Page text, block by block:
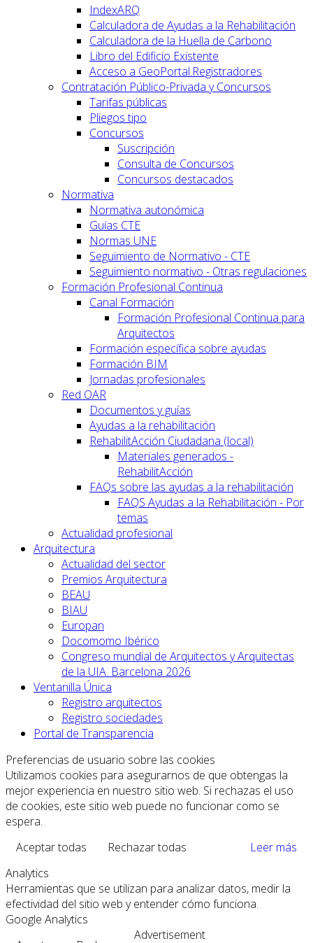
IndexARQ
Calculadora de Ayudas a la Rehabilitación
Calculadora de la Huella de Carbono
Libro del Edificio Existente
Acceso a GeoPortal.Registradores
Contratación Público-Privada y Concursos
Tarifas públicas
Pliegos tipo
Concursos
Suscripción
Consulta de Concursos
Concursos destacados
Normativa
Normativa autonómica
Guías CTE
Normas UNE
Seguimiento de Normativo - CTE
Seguimiento normativo - Otras regulaciones
Formación Profesional Continua
Canal Formación
Formación Profesional Continua para
Arquitectos
Formación específica sobre ayudas
Formación BIM
Jornadas profesionales
Red OAR
Documentos y guías
Ayudas a la rehabilitación
RehabilitAcción Ciudadana (local)
Materiales generados -
RehabilitAcción
FAQs sobre las ayudas a la rehabilitación
FAQS Ayudas a la Rehabilitación - Por
temas
Actualidad profesional
Arquitectura
Actualidad del sector
Premios Arquitectura
BEAU
BIAU
Europan
Docomomo Ibérico
Congreso mundial de Arquitectos y Arquitectas
de la UIA. Barcelona 2026
Ventanilla Única
Registro arquitectos
Registro sociedades
Portal de Transparencia
Preferencias de usuario sobre las cookies
Utilizamos cookies para asegurarnos de que obtengas la
mejor experiencia en nuestro sitio web. Si rechazas el uso
de cookies, este sitio web puede no funcionar como se
espera.
Aceptar todas
Rechazar todas
Leer más
Analytics
Herramientas que se utilizan para analizar datos, medir la
efectividad del sitio web y entender cómo funciona.
Google Analytics
Advertisement